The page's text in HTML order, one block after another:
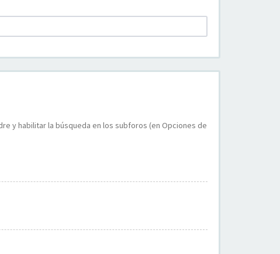
y habilitar la búsqueda en los subforos (en Opciones de